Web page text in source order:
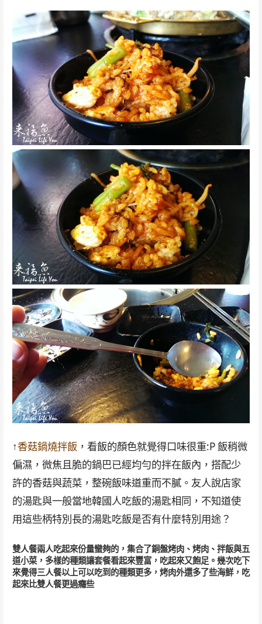
↑香菇鍋燒拌飯 ，看飯的顏色就覺得口味很重:P 飯稍微
偏濕，微焦且脆的鍋巴已經均勻的拌在飯內，搭配少
許的香菇與蔬菜，整碗飯味道重而不膩。友人說店家
的湯匙與一般當地韓國人吃飯的湯匙相同，不知道使
用這些柄特別長的湯匙吃飯是否有什麼特別用途？
雙人餐兩人吃起來份量蠻夠的，集合了銅盤烤肉、烤肉、拌飯與五
道小菜，多樣的種類讓套餐看起來豐富，吃起來又飽足。幾次吃下
來覺得三人餐以上可以吃到的種類更多，烤肉外還多了些海鮮，吃
起來比雙人餐更過癮些